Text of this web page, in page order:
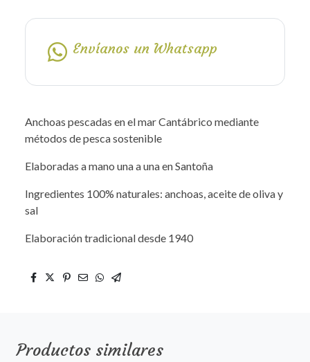
Envíanos un Whatsapp
Anchoas pescadas en el mar Cantábrico mediante
métodos de pesca sostenible
Elaboradas a mano una a una en Santoña
Ingredientes 100% naturales: anchoas, aceite de oliva y
sal
Elaboración tradicional desde 1940
Productos similares